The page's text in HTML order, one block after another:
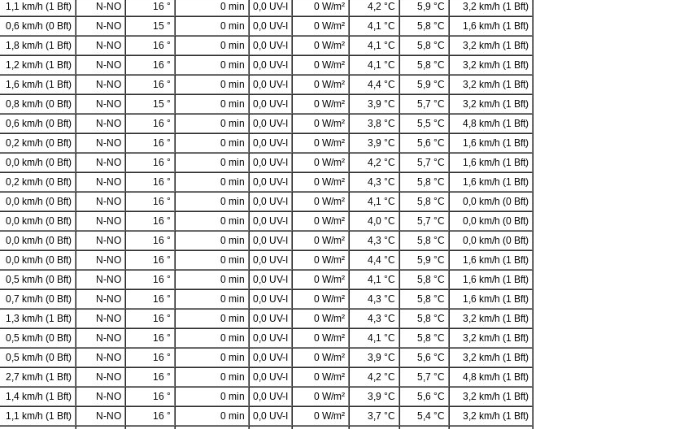
1,1 km/h (1 Bft) N-NO 16 ° 0 min 0,0 UV-I 0 W/m² 4,2 °C 5,9 °C
3,2 km/h (1 Bft)
0,6 km/h (0 Bft) N-NO 15 ° 0 min 0,0 UV-I 0 W/m² 4,1 °C 5,8 °C
1,6 km/h (1 Bft)
1,8 km/h (1 Bft) N-NO 16 ° 0 min 0,0 UV-I 0 W/m² 4,1 °C 5,8 °C
3,2 km/h (1 Bft)
1,2 km/h (1 Bft) N-NO 16 ° 0 min 0,0 UV-I 0 W/m² 4,1 °C 5,8 °C
3,2 km/h (1 Bft)
1,6 km/h (1 Bft) N-NO 16 ° 0 min 0,0 UV-I 0 W/m² 4,4 °C 5,9 °C
3,2 km/h (1 Bft)
0,8 km/h (0 Bft) N-NO 15 ° 0 min 0,0 UV-I 0 W/m² 3,9 °C 5,7 °C
3,2 km/h (1 Bft)
0,6 km/h (0 Bft) N-NO 16 ° 0 min 0,0 UV-I 0 W/m² 3,8 °C 5,5 °C
4,8 km/h (1 Bft)
0,2 km/h (0 Bft) N-NO 16 ° 0 min 0,0 UV-I 0 W/m² 3,9 °C 5,6 °C
1,6 km/h (1 Bft)
0,0 km/h (0 Bft) N-NO 16 ° 0 min 0,0 UV-I 0 W/m² 4,2 °C 5,7 °C
1,6 km/h (1 Bft)
0,2 km/h (0 Bft) N-NO 16 ° 0 min 0,0 UV-I 0 W/m² 4,3 °C 5,8 °C
1,6 km/h (1 Bft)
0,0 km/h (0 Bft) N-NO 16 ° 0 min 0,0 UV-I 0 W/m² 4,1 °C 5,8 °C
0,0 km/h (0 Bft)
0,0 km/h (0 Bft) N-NO 16 ° 0 min 0,0 UV-I 0 W/m² 4,0 °C 5,7 °C
0,0 km/h (0 Bft)
0,0 km/h (0 Bft) N-NO 16 ° 0 min 0,0 UV-I 0 W/m² 4,3 °C 5,8 °C
0,0 km/h (0 Bft)
0,0 km/h (0 Bft) N-NO 16 ° 0 min 0,0 UV-I 0 W/m² 4,4 °C 5,9 °C
1,6 km/h (1 Bft)
0,5 km/h (0 Bft) N-NO 16 ° 0 min 0,0 UV-I 0 W/m² 4,1 °C 5,8 °C
1,6 km/h (1 Bft)
0,7 km/h (0 Bft) N-NO 16 ° 0 min 0,0 UV-I 0 W/m² 4,3 °C 5,8 °C
1,6 km/h (1 Bft)
1,3 km/h (1 Bft) N-NO 16 ° 0 min 0,0 UV-I 0 W/m² 4,3 °C 5,8 °C
3,2 km/h (1 Bft)
0,5 km/h (0 Bft) N-NO 16 ° 0 min 0,0 UV-I 0 W/m² 4,1 °C 5,8 °C
3,2 km/h (1 Bft)
0,5 km/h (0 Bft) N-NO 16 ° 0 min 0,0 UV-I 0 W/m² 3,9 °C 5,6 °C
3,2 km/h (1 Bft)
2,7 km/h (1 Bft) N-NO 16 ° 0 min 0,0 UV-I 0 W/m² 4,2 °C 5,7 °C
4,8 km/h (1 Bft)
1,4 km/h (1 Bft) N-NO 16 ° 0 min 0,0 UV-I 0 W/m² 3,9 °C 5,6 °C
3,2 km/h (1 Bft)
1,1 km/h (1 Bft) N-NO 16 ° 0 min 0,0 UV-I 0 W/m² 3,7 °C 5,4 °C
3,2 km/h (1 Bft)